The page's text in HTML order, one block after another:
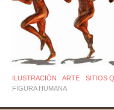
ILUSTRACIÓN ARTE
SITIOS
FIGURA HUMANA